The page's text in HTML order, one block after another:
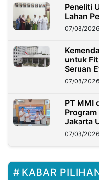
Peneliti
Lahan
07/08/
untuk
Seruan
07/08/
PT MMI
Program
Jakarta
07/08/
KABAR